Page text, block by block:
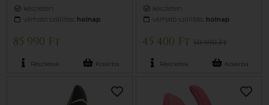
készleten
várható szállítás: holnap
85 990 Ft
Részletek Kosárba
készleten
várható szállítás: holnap
45 400 Ft50 990 Ft
Részletek Kosárba